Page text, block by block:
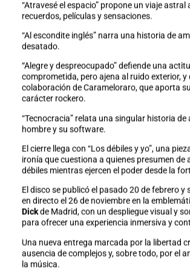
“Atravesé el espacio” propone un viaje astral
recuerdos, películas y sensaciones.
“Al escondite inglés” narra una historia de
desatado.
“Alegre y despreocupado” defiende una
comprometida, pero ajena al ruido exterior, y
colaboración de Carameloraro, que aporta
carácter rockero.
“Tecnocracia” relata una singular historia de
hombre y su software.
El cierre llega con “Los débiles y yo”, una
ironía que cuestiona a quienes presumen de
débiles mientras ejercen el poder desde la
El disco se publicó el pasado 20 de febrero y
en directo el 26 de noviembre en la
Dickde Madrid, con un despliegue visual y
para ofrecer una experiencia inmersiva y
Una nueva entrega marcada por la libertad
ausencia de complejos y, sobre todo, por el
la música.